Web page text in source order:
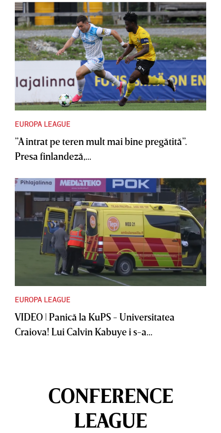
EUROPA LEAGUE
”A intrat pe teren mult mai bine pregătită”.
Presa finlandeză,...
EUROPA LEAGUE
VIDEO | Panică la KuPS - Universitatea
Craiova! Lui Calvin Kabuye i s-a...
CONFERENCE
LEAGUE